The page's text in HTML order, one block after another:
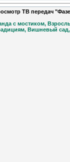
ТВ передач
с мостиком,
Вишневый сад,